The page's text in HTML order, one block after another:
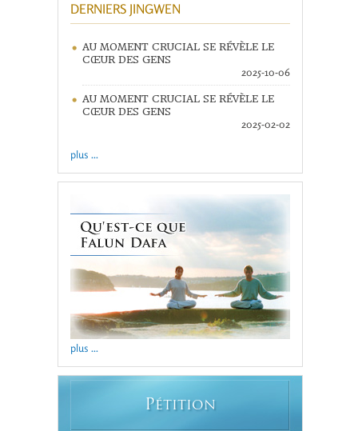
DERNIERS JINGWEN
AU MOMENT CRUCIAL SE RÉVÈLE LE
CŒUR DES GENS
2025-10-06
AU MOMENT CRUCIAL SE RÉVÈLE LE
CŒUR DES GENS
2025-02-02
plus ...
plus ...
PÉTITION